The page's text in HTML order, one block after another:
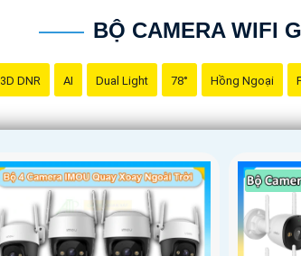
BỘ CAMERA WIFI
3D DNR AI Dual Light 78° Hồng Ngoại